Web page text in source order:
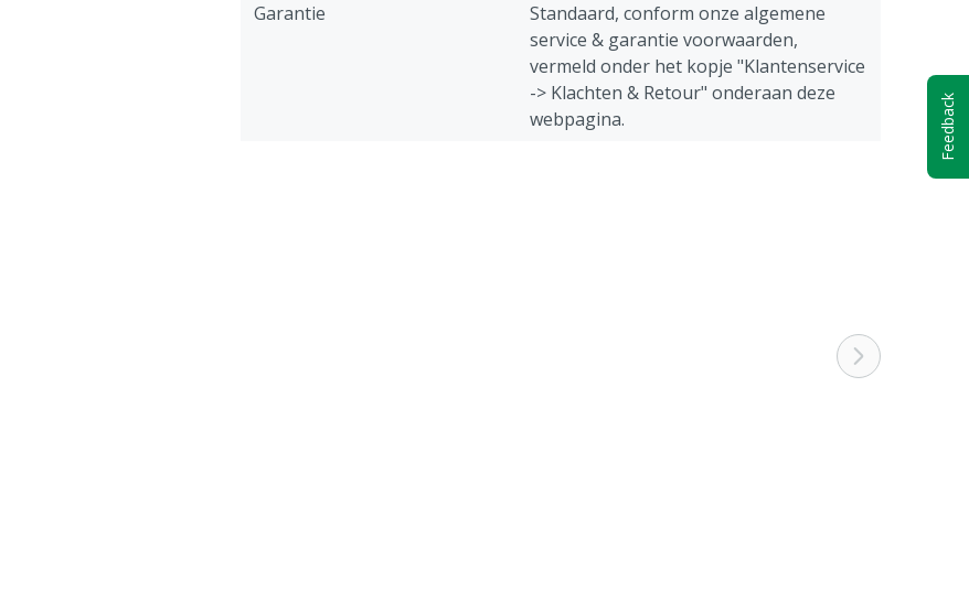
Garantie
Standaard, conform onze algemene
service & garantie voorwaarden,
vermeld onder het kopje "Klantenservice
-> Klachten & Retour" onderaan deze
webpagina.
Feedback